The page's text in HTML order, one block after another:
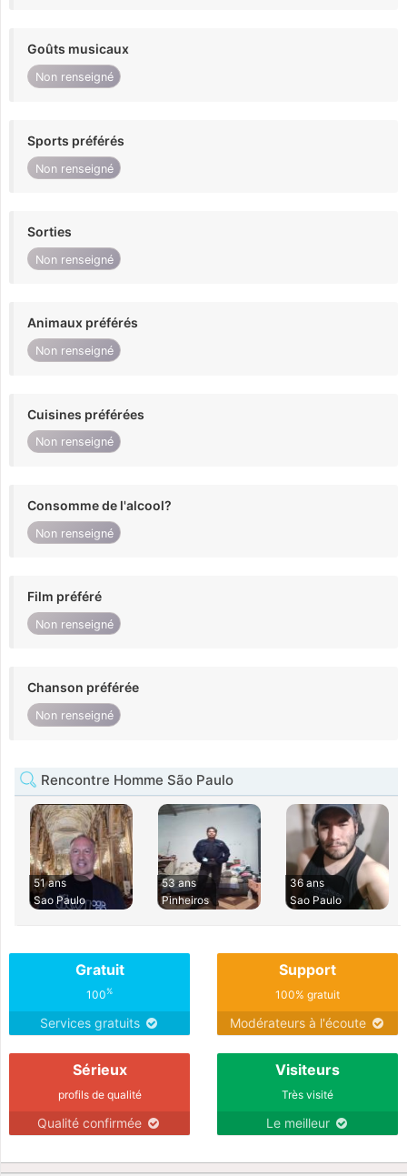
Goûts musicaux
Non renseigné
Sports préférés
Non renseigné
Sorties
Non renseigné
Animaux préférés
Non renseigné
Cuisines préférées
Non renseigné
Consomme de l'alcool?
Non renseigné
Film préféré
Non renseigné
Chanson préférée
Non renseigné
Rencontre Homme São Paulo
51 ans
Sao Paulo
53 ans
Pinheiros
36 ans
Sao Paulo
Gratuit
100%
Services gratuits
Support
100% gratuit
Modérateurs à l'écoute
Sérieux
profils de qualité
Qualité confirmée
Visiteurs
Très visité
Le meilleur